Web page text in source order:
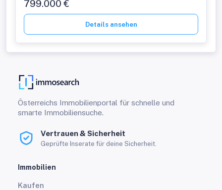
799.000 €
Details ansehen
Österreichs Immobilienportal für schnelle und
smarte Immobiliensuche.
Vertrauen & Sicherheit
Geprüfte Inserate für deine Sicherheit.
Immobilien
Kaufen